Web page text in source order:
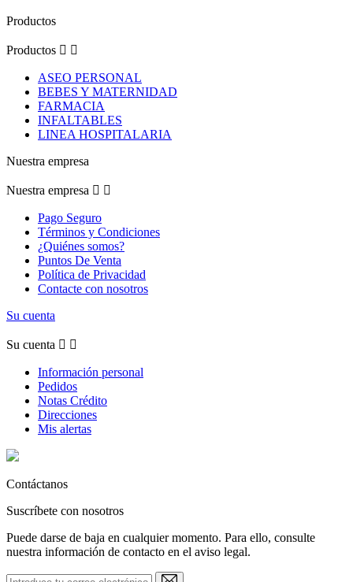
Productos
Productos  
ASEO PERSONAL
BEBES Y MATERNIDAD
FARMACIA
INFALTABLES
LINEA HOSPITALARIA
Nuestra empresa
Nuestra empresa  
Pago Seguro
Términos y Condiciones
¿Quiénes somos?
Puntos De Venta
Política de Privacidad
Contacte con nosotros
Su cuenta
Su cuenta  
Información personal
Pedidos
Notas Crédito
Direcciones
Mis alertas
Contáctanos
Suscríbete con nosotros
Puede darse de baja en cualquier momento. Para ello, consulte
nuestra información de contacto en el aviso legal.